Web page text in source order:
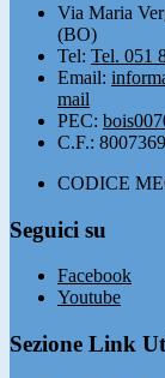
Via Maria
(BO)
Tel: Tel. 051
Email:
mail
PEC:
C.F.:
CODICE
Seguici su
Facebook
Youtube
Sezione Link